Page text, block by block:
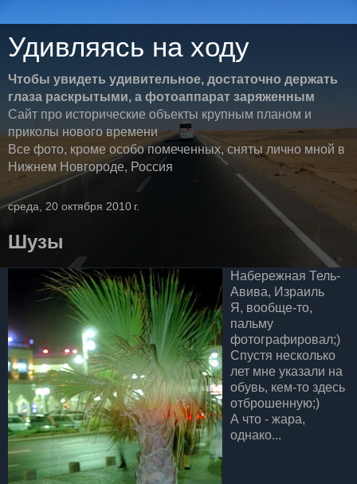
Удивляясь на ходу
Чтобы увидеть удивительное, достаточно держать
глаза раскрытыми, а фотоаппарат заряженным
Сайт про исторические объекты крупным планом и
приколы нового времени
Все фото, кроме особо помеченных, сняты лично мной в
Нижнем Новгороде, Россия
среда, 20 октября 2010 г.
Шузы
Набережная Тель-
Авива, Израиль
Я, вообще-то,
пальму
фотографировал;)
Спустя несколько
лет мне указали на
обувь, кем-то здесь
отброшенную;)
А что - жара,
однако...